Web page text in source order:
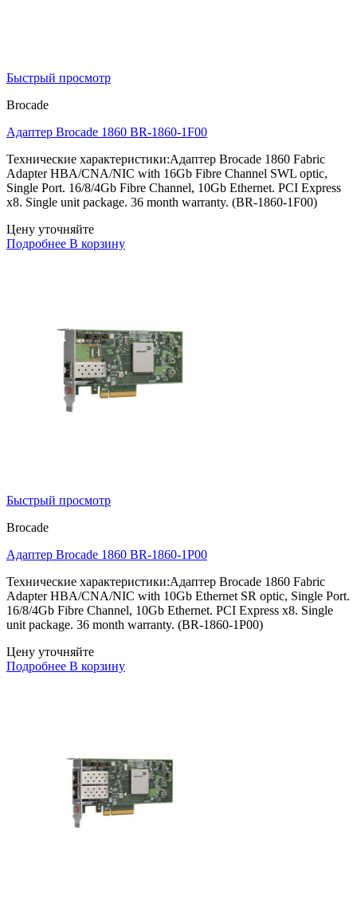
Быстрый просмотр
Brocade
Адаптер Brocade 1860 BR-1860-1F00
Технические характеристики:Адаптер Brocade 1860 Fabric
Adapter HBA/CNA/NIC with 16Gb Fibre Channel SWL optic,
Single Port. 16/8/4Gb Fibre Channel, 10Gb Ethernet. PCI Express
x8. Single unit package. 36 month warranty. (BR-1860-1F00)
Цену уточняйте
Подробнее В корзину
Быстрый просмотр
Brocade
Адаптер Brocade 1860 BR-1860-1P00
Технические характеристики:Адаптер Brocade 1860 Fabric
Adapter HBA/CNA/NIC with 10Gb Ethernet SR optic, Single Port.
16/8/4Gb Fibre Channel, 10Gb Ethernet. PCI Express x8. Single
unit package. 36 month warranty. (BR-1860-1P00)
Цену уточняйте
Подробнее В корзину